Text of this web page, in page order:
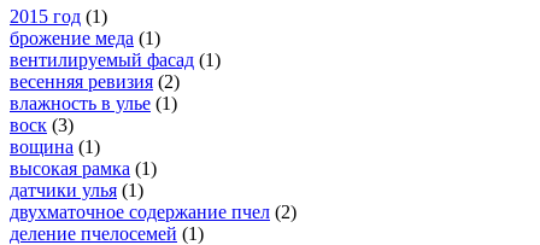
2015 год (1)
брожение меда (1)
вентилируемый фасад (1)
весенняя ревизия (2)
влажность в улье (1)
воск (3)
вощина (1)
высокая рамка (1)
датчики улья (1)
двухматочное содержание пчел (2)
деление пчелосемей (1)